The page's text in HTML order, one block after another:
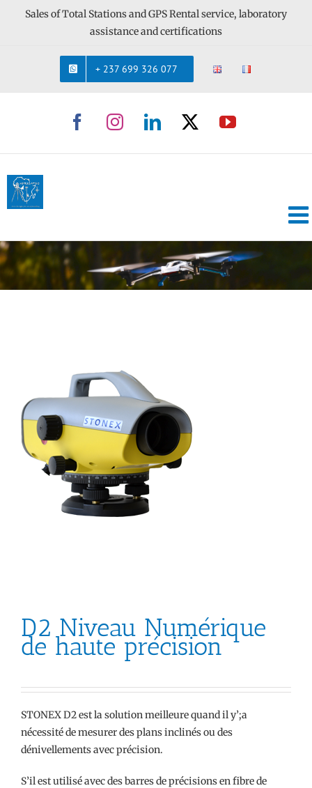
Sales of Total Stations and GPS Rental service, laboratory
assistance and certifications
+ 237 699 326 077
FacebookInstagramLinkedIn YouTube
D2 Niveau Numérique
de haute précision
STONEX D2 est la solution meilleure quand il y’;a
nécessité de mesurer des plans inclinés ou des
dénivellements avec précision.
S’il est utilisé avec des barres de précisions en fibre de